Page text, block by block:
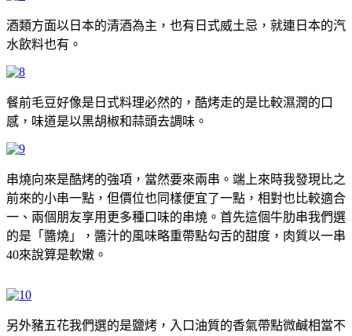
酒類方面以日本的清酒為主，也有日式威土忌，就連日本的汽
水飲料也有。
餐前毛豆好像是日式料理必然的，酷烤走的是比較濕潤的口
感，味道是以黑胡椒和蒜頭去調味。
串燒向來是酷烤的強項，當然要來兩串。端上來時我發現比之
前來的小串一點，但價位也同樣便宜了一點，相對也比較適合
一、兩個朋友享用更多種口味的串燒。首先這個牛肋串我們選
的是「醬燒」，醬汁的風味略重帶點勾舌的甜度，肉質以一串
40來說算是軟嫩。
另外豬五花我們選的是鹽烤，入口油質的香氣帶點微鹹相當不